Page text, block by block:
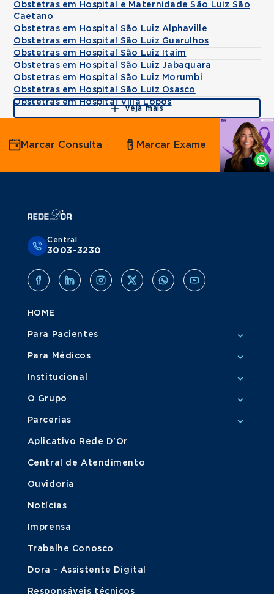
Obstetras em Hospital e Maternidade São Luiz São
Caetano
Obstetras em Hospital São Luiz Alphaville
Obstetras em Hospital São Luiz Guarulhos
Obstetras em Hospital São Luiz Itaim
Obstetras em Hospital São Luiz Jabaquara
Obstetras em Hospital São Luiz Morumbi
Obstetras em Hospital São Luiz Osasco
Obstetras em Hospital Villa Lobos
Veja mais
Agende
por
Whatsapp
Marcar Consulta Marcar Exame
Central
3003-3230
HOME
Para Pacientes
Para Médicos
Institucional
O Grupo
Parcerias
Aplicativo Rede D'Or
Central de Atendimento
Ouvidoria
Notícias
Imprensa
Trabalhe Conosco
Dora - Assistente Digital
Responsáveis técnicos